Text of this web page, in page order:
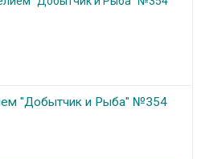
"Добытчик и Рыба" №354